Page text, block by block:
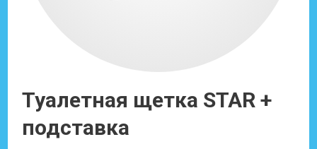
Туалетная щетка STAR +
подставка